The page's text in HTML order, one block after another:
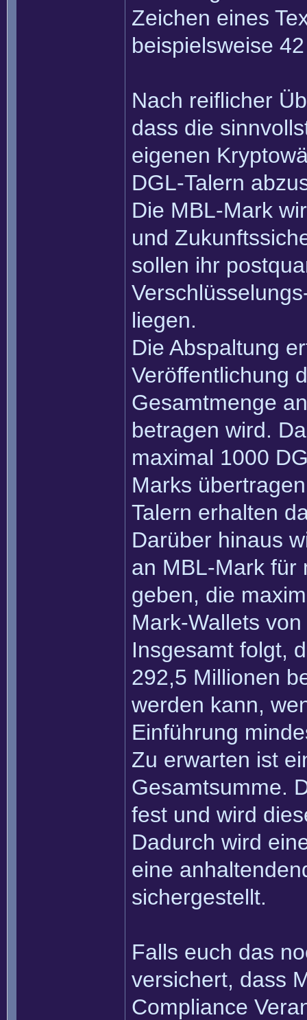
Zeichen eines
beispielsweise
Nach reiflicher
dass die
eigenen
DGL-Talern
Die MBL-Mark
und
sollen ihr
liegen.
Die Abspaltung
Veröffentlichung
Gesamtmenge
betragen wird.
maximal 1000
Marks
Talern erhalten
Darüber hinaus
an MBL-Mark für
geben, die
Mark-Wallets
Insgesamt folgt,
292,5 Millionen
werden kann,
Einführung
Zu erwarten ist
Gesamtsumme.
fest und wird
Dadurch wird
eine
sichergestellt.
Falls euch das
versichert, dass
Compliance